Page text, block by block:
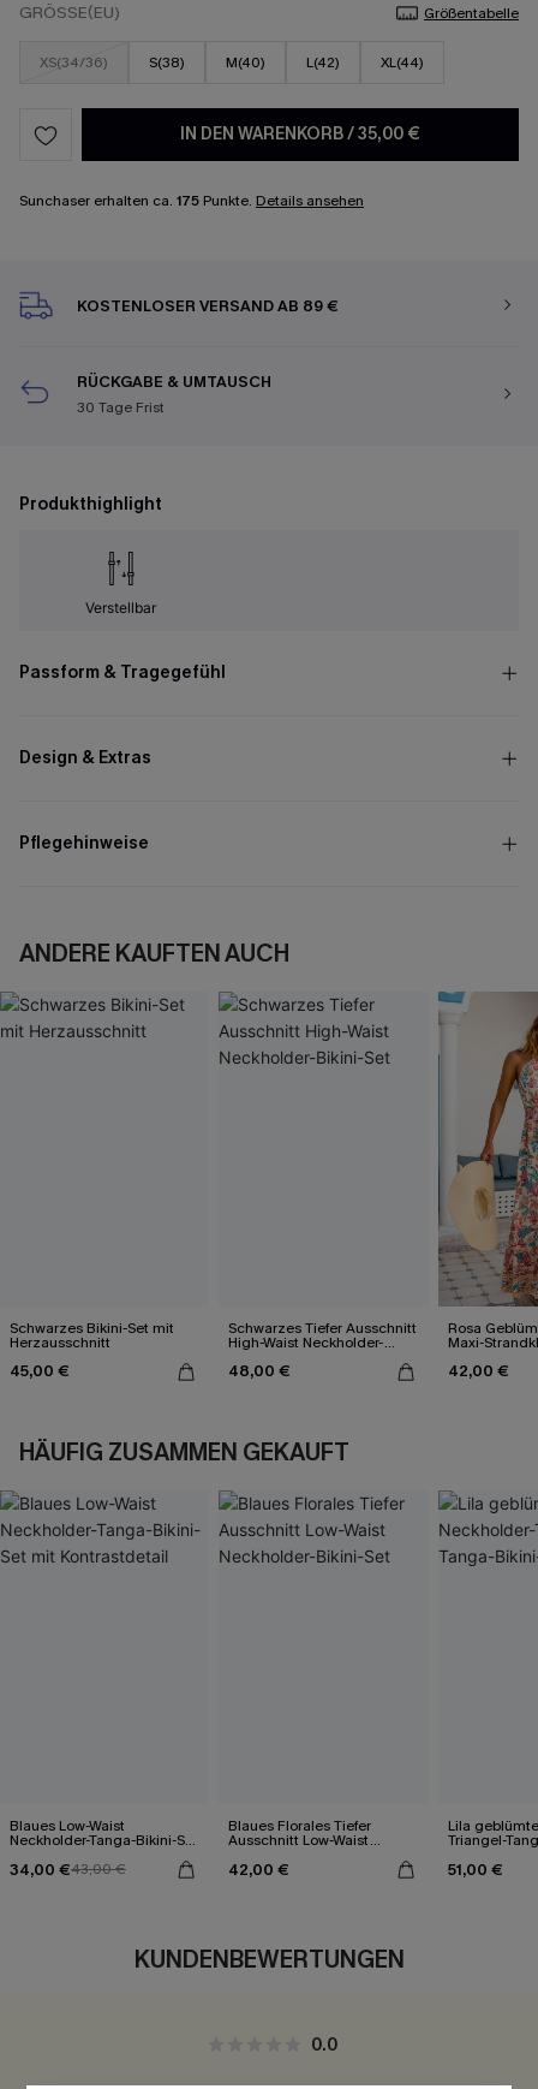
GRÖSSE(EU) Größentabelle
XS(34/36) S(38) M(40) L(42) XL(44)
IN DEN WARENKORB/35,00 €
Sunchaser erhalten ca. 175 Punkte. Details ansehen
KOSTENLOSER VERSAND AB 89 €
RÜCKGABE & UMTAUSCH
30 Tage Frist
Produkthighlight
Verstellbar
Passform & Tragegefühl
Design & Extras
Pflegehinweise
ANDERE KAUFTEN AUCH
Schwarzes Bikini-Set mit
Herzausschnitt
45,00 €
Schwarzes Tiefer Ausschnitt
High-Waist Neckholder-
Bikini-Set
48,00 €
Rosa
Maxi-
42,00 €
HÄUFIG ZUSAMMEN GEKAUFT
Blaues Low-Waist
Neckholder-Tanga-Bikini-Set
34,00 €43,00 €
Blaues Florales Tiefer
Ausschnitt Low-Waist
42,00 €
Lila
Triangel-
51,00 €
KUNDENBEWERTUNGEN
0.0